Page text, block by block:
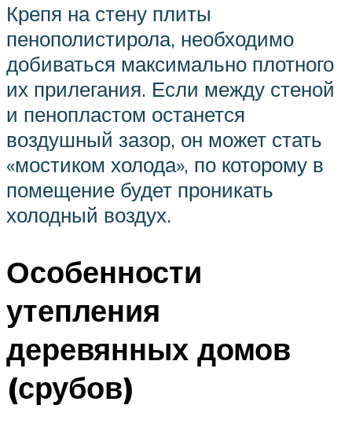
Крепя на стену плиты
пенополистирола, необходимо
добиваться максимально плотного
их прилегания. Если между стеной
и пенопластом останется
воздушный зазор, он может стать
«мостиком холода», по которому в
помещение будет проникать
холодный воздух.
Особенности
утепления
деревянных домов
(срубов)